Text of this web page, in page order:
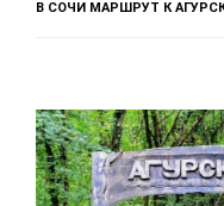
В СОЧИ МАРШРУТ К